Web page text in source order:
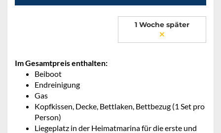
1 Woche später
Im Gesamtpreis enthalten:
Beiboot
Endreinigung
Gas
Kopfkissen, Decke, Bettlaken, Bettbezug (1 Set pro
Person)
Liegeplatz in der Heimatmarina für die erste und